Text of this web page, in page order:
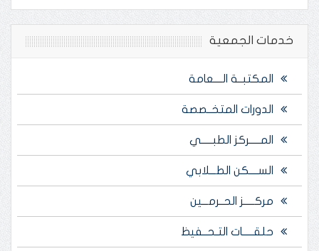
خدمات الجمعية
المكتبــة الــــعامة
الدورات المتخــصصة
المـــــركز الطبـــــي
الســــكن الطـــلابي
مركـــــز الحــرمـــين
حلقـــــات التـحــفيظ